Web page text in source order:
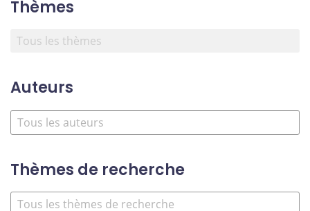
Thèmes
Auteurs
Thèmes de recherche